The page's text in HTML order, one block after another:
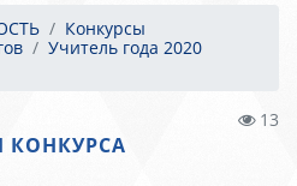
Конкурсы
Учитель года 2020
13
КОНКУРСА